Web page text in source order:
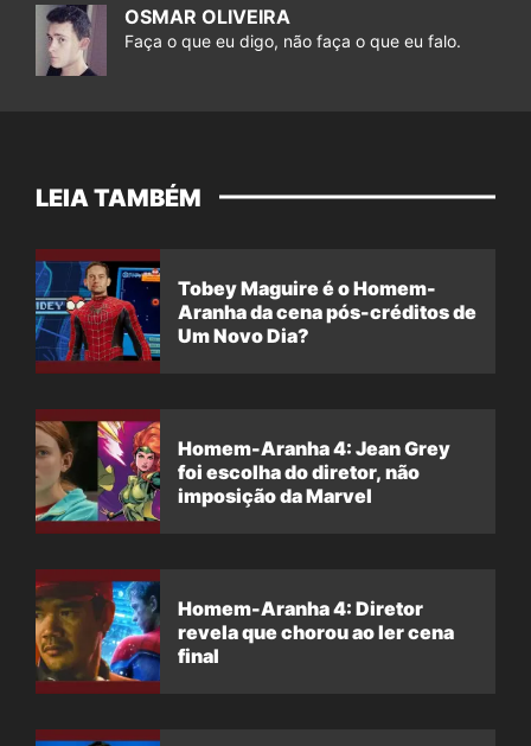
OSMAR OLIVEIRA
Faça o que eu digo, não faça o que eu falo.
LEIA TAMBÉM
Tobey Maguire é o Homem-
Aranha da cena pós-créditos de
Um Novo Dia?
Homem-Aranha 4: Jean Grey
foi escolha do diretor, não
imposição da Marvel
Homem-Aranha 4: Diretor
revela que chorou ao ler cena
final